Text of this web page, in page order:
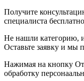
Получите
специалиста бесплатно
Не нашли категорию,
Оставьте заявку и мы
Нажимая на кнопку
обработку